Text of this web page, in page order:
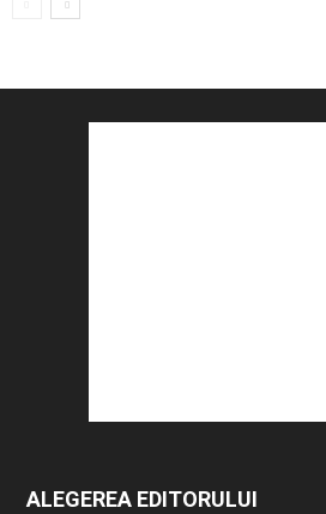
ALEGEREA EDITORULUI